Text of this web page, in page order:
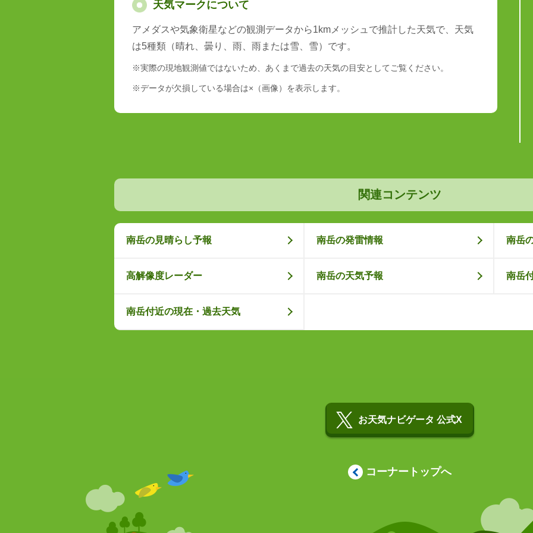
天気マークについて
アメダスや気象衛星などの観測データから1kmメッシュで推計した天気で、天気
は5種類（晴れ、曇り、雨、雨または雪、雪）です。
※実際の現地観測値ではないため、あくまで過去の天気の目安としてご覧ください。
※データが欠損している場合は×（画像）を表示します。
関連コンテンツ
南岳の見晴らし予報 南岳の発雷情報 南岳
高解像度レーダー 南岳の天気予報 南岳
南岳付近の現在・過去天気
お天気ナビゲータ 公式X
コーナートップへ